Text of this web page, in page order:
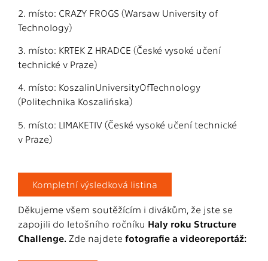
2. místo: CRAZY FROGS (Warsaw University of
Technology)
3. místo: KRTEK Z HRADCE (České vysoké učení
technické v Praze)
4. místo: KoszalinUniversityOfTechnology
(Politechnika Koszalińska)
5. místo: LIMAKETIV (České vysoké učení technické
v Praze)
Kompletní výsledková listina
Děkujeme všem soutěžícím i divákům, že jste se
zapojili do letošního ročníku Haly roku Structure
Challenge. Zde najdete fotografie a videoreportáž: